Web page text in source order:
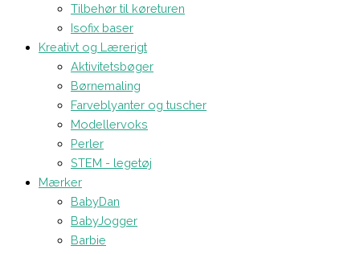
Tilbehør til køreturen
Isofix baser
Kreativt og Lærerigt
Aktivitetsbøger
Børnemaling
Farveblyanter og tuscher
Modellervoks
Perler
STEM - legetøj
Mærker
BabyDan
BabyJogger
Barbie